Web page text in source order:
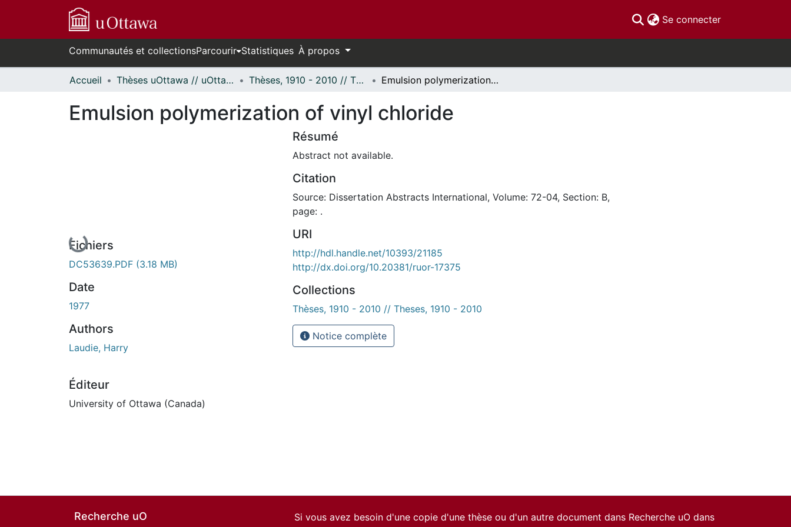
Se connecter(current)
Communautés et collectionsParcourir Statistiques À propos
Accueil Thèses uOttawa // uOttawa Theses Thèses, 1910 - 2010 // Theses, 1910 - 2010 Emulsion polymerization of vinyl chloride
Emulsion polymerization of vinyl chloride
En cours de chargement...
Fichiers
DC53639.PDF (3.18 MB)
Date
1977
Authors
Laudie, Harry
Éditeur
University of Ottawa (Canada)
Résumé
Abstract not available.
Citation
Source: Dissertation Abstracts International, Volume: 72-04, Section: B,
page: .
URI
http://hdl.handle.net/10393/21185
http://dx.doi.org/10.20381/ruor-17375
Collections
Thèses, 1910 - 2010 // Theses, 1910 - 2010
Notice complète
Recherche uO
Si vous avez besoin d'une copie d'une thèse ou d'un autre document dans Recherche uO dans